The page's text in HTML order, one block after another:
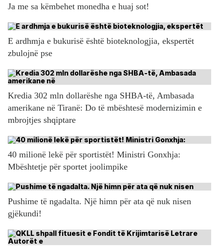
Ja me sa këmbehet monedha e huaj sot!
E ardhmja e bukurisë është bioteknologjia, ekspertët
zbulojnë pse
Kredia 302 mln dollarëshe nga SHBA-të, Ambasada
amerikane në Tiranë: Do të mbështesë modernizimin e
mbrojtjes shqiptare
40 milionë lekë për sportistët! Ministri Gonxhja:
Mbështetje për sportet joolimpike
Pushime të ngadalta. Një himn për ata që nuk nisen
gjëkundi!